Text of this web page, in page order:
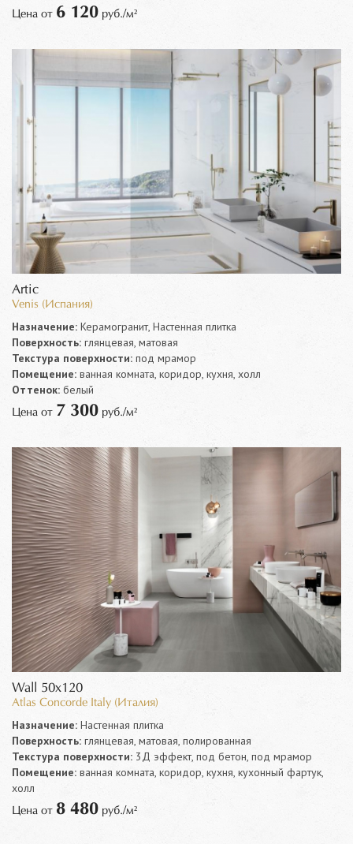
Цена от 6 120 руб./м²
Artic
Venis (Испания)
Назначение: Керамогранит, Настенная плитка
Поверхность: глянцевая, матовая
Текстура поверхности: под мрамор
Помещение: ванная комната, коридор, кухня, холл
Оттенок: белый
Цена от 7 300 руб./м²
Wall 50x120
Atlas Concorde Italy (Италия)
Назначение: Настенная плитка
Поверхность: глянцевая, матовая, полированная
Текстура поверхности: 3Д эффект, под бетон, под мрамор
Помещение: ванная комната, коридор, кухня, кухонный фартук,
холл
Цена от 8 480 руб./м²